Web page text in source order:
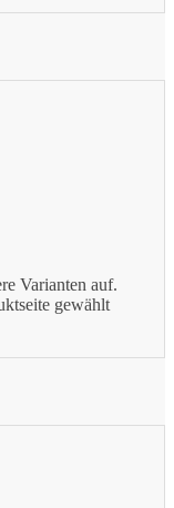
Varianten auf.
gewählt